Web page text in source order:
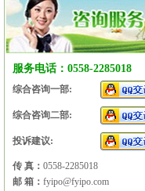
服务电话：0558-2285018
综合咨询一部:
综合咨询二部:
投诉建议:
传 真： 0558-2285018
邮 箱： fyipo@fyipo.com